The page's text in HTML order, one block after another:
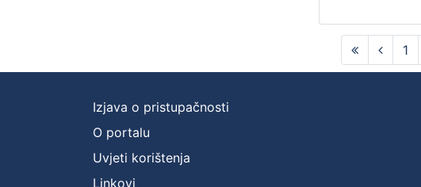
1
Izjava o pristupačnosti
O portalu
Uvjeti korištenja
Linkovi